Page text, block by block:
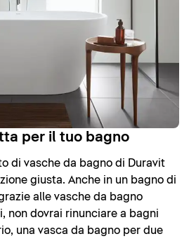
per il tuo bagno
di vasche da bagno di Duravit
giusta. Anche in un bagno di
alle vasche da bagno
non dovrai rinunciare a bagni
una vasca da bagno per due